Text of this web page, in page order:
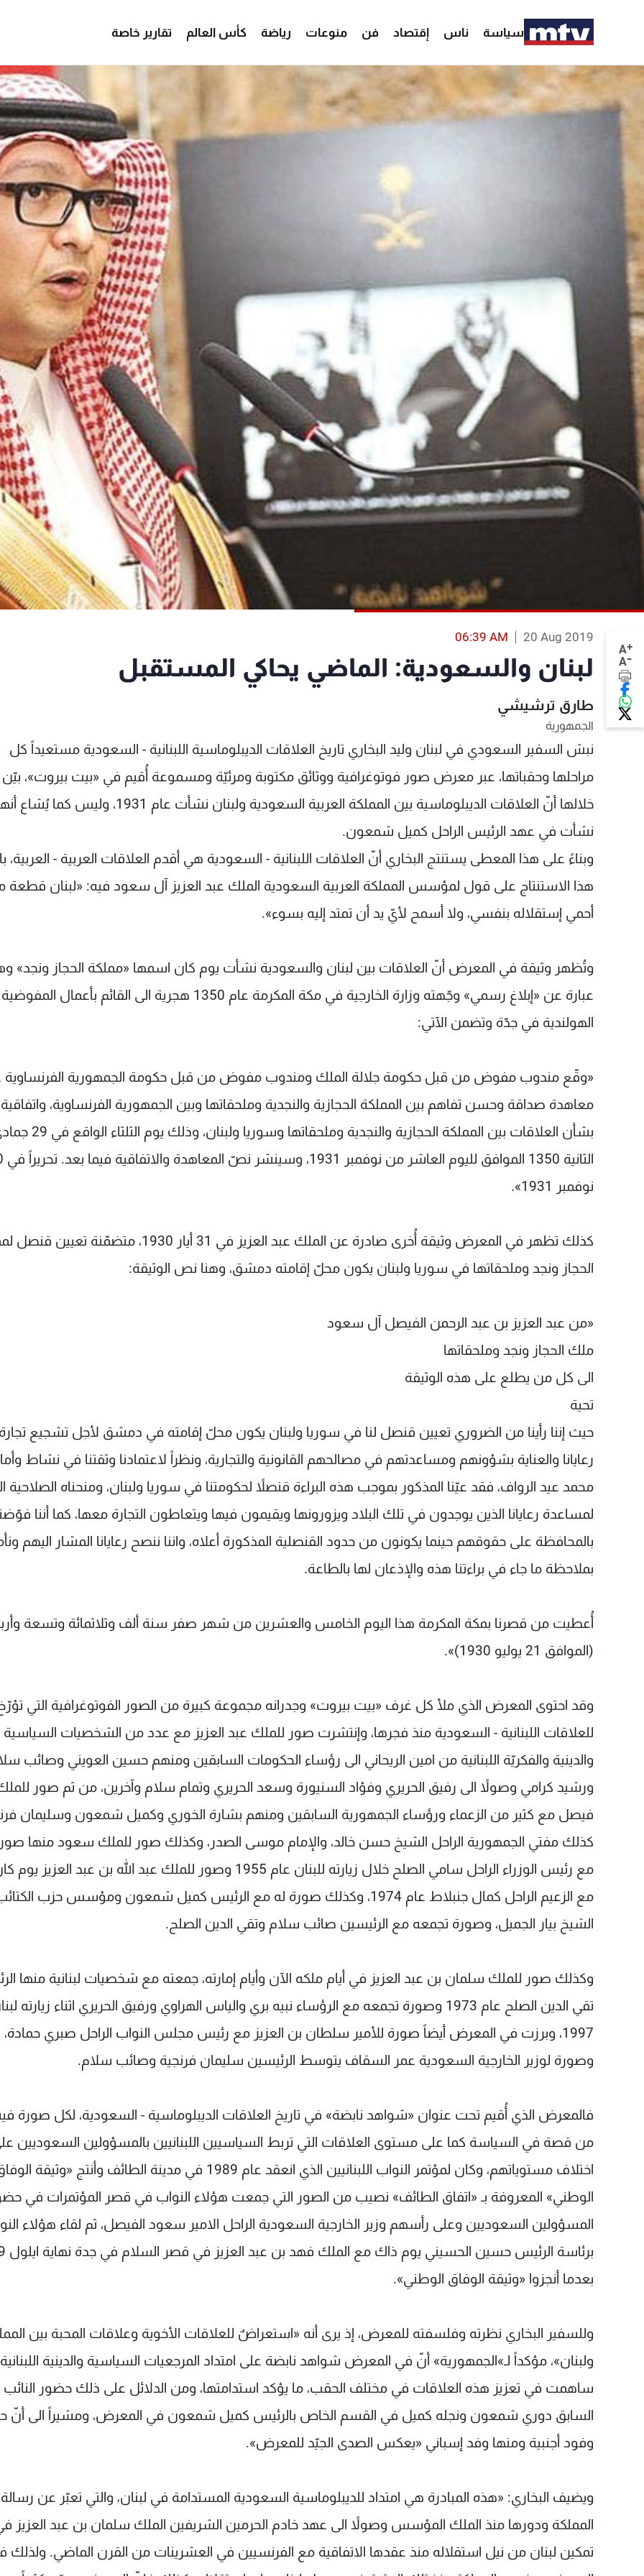
سياسة ناس إقتصاد فن منوعات رياضة كأس العالم تقارير خاصة
A+
A-
20 Aug 2019
06:39 AM
لبنان والسعودية: الماضي يحاكي المستقبل
طارق ترشيشي
الجمهورية
نبش السفير السعودي في لبنان وليد البخاري تاريخ العلاقات الديبلوماسية اللبنانية - السعودية مستعيداً كل
مراحلها وحقباتها، عبر معرض صور فوتوغرافية ووثائق مكتوبة ومرئيّة ومسموعة أُقيم في «بيت بيروت»،
خلالها أنّ العلاقات الديبلوماسية بين المملكة العربية السعودية ولبنان نشأت عام 1931، وليس كما يُشاع
نشأت في عهد الرئيس الراحل كميل شمعون.
وبناءً على هذا المعطى يستنتج البخاري أنّ العلاقات اللبنانية - السعودية هي أقدم العلاقات العربية - العربية،
هذا الاستنتاج على قول لمؤسس المملكة العربية السعودية الملك عبد العزيز آل سعود فيه: «لبنان قطعة
أحمي إستقلاله بنفسي، ولا أسمح لأيّ يد أن تمتد إليه بسوء».
وتُظهر وثيقة في المعرض أنّ العلاقات بين لبنان والسعودية نشأت يوم كان اسمها «مملكة الحجاز ونجد»
عبارة عن «إبلاغ رسمي» وجّهته وزارة الخارجية في مكة المكرمة عام 1350 هجرية الى القائم بأعمال المفوضية
الهولندية في جدّة وتضمن الآتي:
«وقّع مندوب مفوض من قبل حكومة جلالة الملك ومندوب مفوض من قبل حكومة الجمهورية الفرنساوية
معاهدة صداقة وحسن تفاهم بين المملكة الحجازية والنجدية وملحقاتها وبين الجمهورية الفرنساوية،
بشأن العلاقات بين المملكة الحجازية والنجدية وملحقاتها وسوريا ولبنان، وذلك
الثانية 1350
نوفمبر 1931».
كذلك تظهر في المعرض وثيقة أُخرى صادرة عن الملك عبد العزيز في 31 أيار 1930، متضمّنة
الحجاز ونجد وملحقاتها في سوريا ولبنان يكون محلّ إقامته دمشق، وهنا نص الوثيقة:
«من عبد العزيز بن عبد الرحمن الفيصل آل سعود
ملك الحجاز ونجد وملحقاتها
الى كل من يطلع على هذه الوثيقة
تحية
حيث إننا رأينا من الضروري تعيين قنصل لنا في سوريا ولبنان يكون محلّ إقامته في دمشق لأجل تشجيع تجارة
رعايانا والعناية بشؤونهم ومساعدتهم في مصالحهم القانونية والتجارية، ونظراً لاعتمادنا وثقتنا في نشاط
محمد عيد الرواف، فقد عيّنا المذكور بموجب هذه البراءة قنصلاً لحكومتنا في سوريا ولبنان، ومنحناه الصلاحية
لمساعدة رعايانا الذين يوجدون في تلك البلاد ويزورونها ويقيمون فيها ويتعاطون التجارة معها، كما أننا
بالمحافظة على حقوقهم حينما يكونون من حدود القنصلية المذكورة أعلاه، واننا ننصح رعايانا المشار اليهم
بملاحظة ما جاء في براءتنا هذه والإذعان لها بالطاعة.
أُعطيت من قصرنا بمكة المكرمة هذا اليوم الخامس والعشرين من شهر صفر سنة ألف وثلاثمائة وتسعة
(الموافق 21 يوليو 1930)».
وقد احتوى المعرض الذي ملأ كل غرف «بيت بيروت» وجدرانه مجموعة كبيرة من الصور الفوتوغرافية التي تؤرّخ
للعلاقات اللبنانية - السعودية منذ فجرها، وإنتشرت صور للملك عبد العزيز مع عدد من الشخصيات السياسية
والدينية والفكريّة اللبنانية من امين الريحاني الى رؤساء الحكومات السابقين ومنهم حسين العويني وصائب
ورشيد كرامي وصولاً الى رفيق الحريري وفؤاد السنيورة وسعد الحريري وتمام سلام وآخرين، من ثم صور
فيصل مع كثير من الزعماء ورؤساء الجمهورية السابقين ومنهم بشارة الخوري وكميل شمعون وسليمان
كذلك مفتي الجمهورية الراحل الشيخ حسن خالد، والإمام موسى الصدر، وكذلك صور للملك سعود منها
مع رئيس الوزراء الراحل سامي الصلح خلال زيارته للبنان عام 1955 وصور للملك عبد الله بن عبد
مع الزعيم الراحل كمال جنبلاط عام 1974، وكذلك صورة له مع الرئيس كميل شمعون ومؤسس حزب
الشيخ بيار الجميل، وصورة تجمعه مع الرئيسين صائب سلام وتقي الدين الصلح.
وكذلك صور للملك سلمان بن عبد العزيز في أيام ملكه الآن وأيام إمارته، جمعته مع شخصيات لبنانية منها
تقي الدين الصلح عام 1973 وصورة تجمعه مع الرؤساء نبيه بري والياس الهراوي ورفيق الحريري اثناء زيارته
1997، وبرزت في المعرض أيضاً صورة للأمير سلطان بن العزيز مع رئيس مجلس النواب الراحل صبري حمادة،
وصورة لوزير الخارجية السعودية عمر السقاف يتوسط الرئيسين سليمان فرنجية وصائب سلام.
فالمعرض الذي أُقيم تحت عنوان «شواهد نابضة» في تاريخ العلاقات الديبلوماسية - السعودية، لكل صورة
من قصة في السياسة كما على مستوى العلاقات التي تربط السياسيين اللبنانيين بالمسؤولين السعوديين
اختلاف مستوياتهم، وكان لمؤتمر النواب اللبنانيين الذي انعقد عام 1989 في مدينة الطائف وأنتج «وثيقة
الوطني» المعروفة بـ «اتفاق الطائف» نصيب من الصور التي جمعت هؤلاء النواب في قصر المؤتمرات في
المسؤولين السعوديين وعلى رأسهم وزير الخارجية السعودية الراحل الامير سعود الفيصل، ثم لقاء هؤلاء
برئاسة
بعدما أنجزوا «وثيقة الوفاق الوطني».
وللسفير البخاري نظرته وفلسفته للمعرض، إذ يرى أنه «استعراضٌ للعلاقات الأخوية وعلاقات المحبة بين
ولبنان»، مؤكداً لـ»الجمهورية» أنّ في المعرض شواهد نابضة على امتداد المرجعيات السياسية والدينية اللبنانية
ساهمت في تعزيز هذه العلاقات في مختلف الحقب، ما يؤكد استدامتها، ومن الدلائل على ذلك حضور النائب
السابق دوري شمعون ونجله كميل في القسم الخاص بالرئيس كميل شمعون في المعرض، ومشيراً الى أنّ
وفود أجنبية ومنها وفد إسباني «يعكس الصدى الجيّد للمعرض».
ويضيف البخاري: «هذه المبادرة هي امتداد للديبلوماسية السعودية المستدامة في لبنان، والتي تعبّر عن رسالة
المملكة ودورها منذ الملك المؤسس وصولاً الى عهد خادم الحرمين الشريفين الملك سلمان بن عبد العزيز
تمكين لبنان من نيل استقلاله منذ عقدها الاتفاقية مع الفرنسيين في العشرينات من القرن الماضي. ولذلك